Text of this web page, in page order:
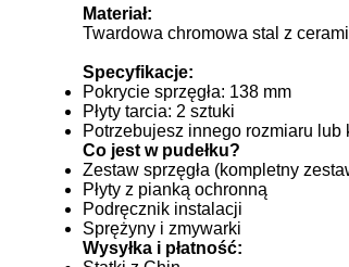
Materiał:
Twardowa chromowa stal z
Specyfikacje:
Pokrycie sprzęgła: 138 mm
Płyty tarcia: 2 sztuki
Potrzebujesz innego rozmiaru lub
Co jest w pudełku?
Zestaw sprzęgła (kompletny
Płyty z pianką ochronną
Podręcznik instalacji
Sprężyny i zmywarki
Wysyłka i płatność: